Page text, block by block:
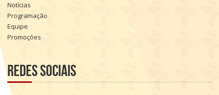
Notícias
Programação
Equipe
Promoções
Redes sociais